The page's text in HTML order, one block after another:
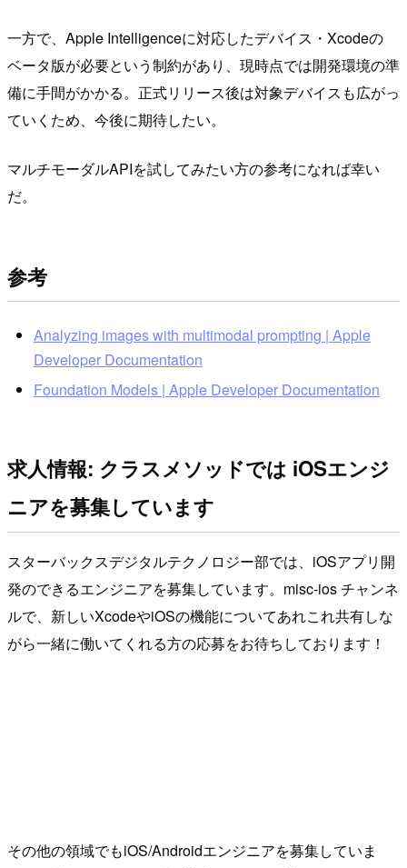
一方で、Apple Intelligenceに対応したデバイス・Xcodeの
ベータ版が必要という制約があり、現時点では開発環境の準
備に手間がかかる。正式リリース後は対象デバイスも広がっ
ていくため、今後に期待したい。
マルチモーダルAPIを試してみたい方の参考になれば幸い
だ。
参考
Analyzing images with multimodal prompting | Apple
Developer Documentation
Foundation Models | Apple Developer Documentation
求人情報: クラスメソッドでは iOSエンジ
ニアを募集しています
スターバックスデジタルテクノロジー部では、iOSアプリ開
発のできるエンジニアを募集しています。misc-ios チャンネ
ルで、新しいXcodeやiOSの機能についてあれこれ共有しな
がら一緒に働いてくれる方の応募をお待ちしております！
その他の領域でもiOS/Androidエンジニアを募集していま